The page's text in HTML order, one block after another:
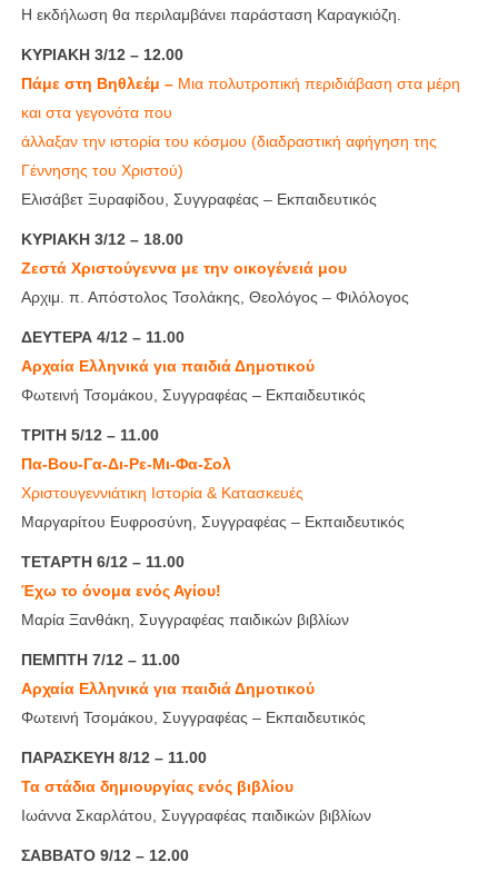
Η εκδήλωση θα περιλαμβάνει παράσταση Καραγκιόζη.
ΚΥΡΙΑΚΗ 3/12 – 12.00
Πάμε στη Βηθλεέμ – Μια πολυτροπική περιδιάβαση στα μέρη
και στα γεγονότα που
άλλαξαν την ιστορία του κόσμου (διαδραστική αφήγηση της
Γέννησης του Χριστού)
Ελισάβετ Ξυραφίδου, Συγγραφέας – Εκπαιδευτικός
ΚΥΡΙΑΚΗ 3/12 – 18.00
Ζεστά Χριστούγεννα με την οικογένειά μου
Αρχιμ. π. Απόστολος Τσολάκης, Θεολόγος – Φιλόλογος
ΔΕΥΤΕΡΑ 4/12 – 11.00
Αρχαία Ελληνικά για παιδιά Δημοτικού
Φωτεινή Τσομάκου, Συγγραφέας – Εκπαιδευτικός
ΤΡΙΤΗ 5/12 – 11.00
Πα-Βου-Γα-Δι-Ρε-Μι-Φα-Σολ
Χριστουγεννιάτικη Ιστορία & Κατασκευές
Μαργαρίτου Ευφροσύνη, Συγγραφέας – Εκπαιδευτικός
ΤΕΤΑΡΤΗ 6/12 – 11.00
Έχω το όνομα ενός Αγίου!
Μαρία Ξανθάκη, Συγγραφέας παιδικών βιβλίων
ΠΕΜΠΤΗ 7/12 – 11.00
Αρχαία Ελληνικά για παιδιά Δημοτικού
Φωτεινή Τσομάκου, Συγγραφέας – Εκπαιδευτικός
ΠΑΡΑΣΚΕΥΗ 8/12 – 11.00
Τα στάδια δημιουργίας ενός βιβλίου
Ιωάννα Σκαρλάτου, Συγγραφέας παιδικών βιβλίων
ΣΑΒΒΑΤΟ 9/12 – 12.00